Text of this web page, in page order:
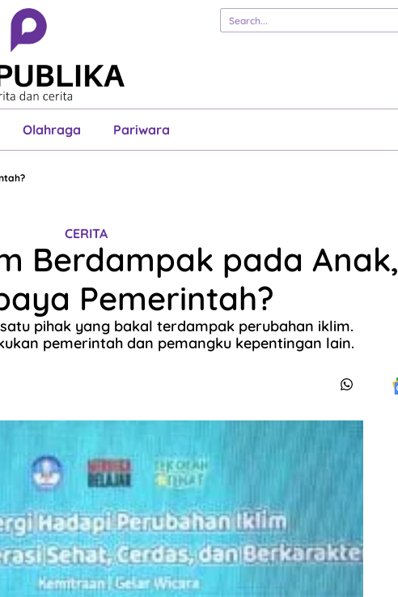
Olahraga Pariwara
Esai Justisia
Pariwara
CERITA
Berdampak pada Anak,
Pemerintah?
pihak yang bakal terdampak perubahan iklim.
pemerintah dan pemangku kepentingan lain.